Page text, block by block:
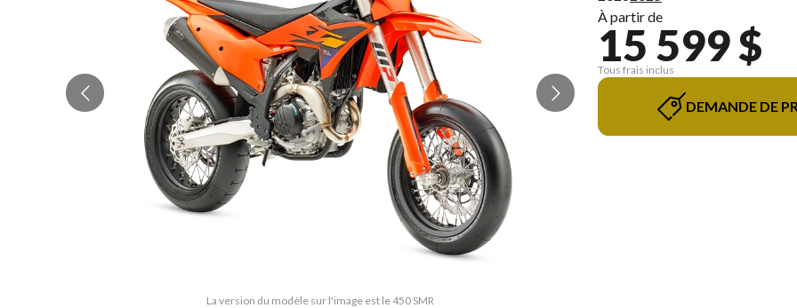
La version du modèle sur l'image est le 450 SMR
À partir de
15 599 $
Tous frais inclus
DEMANDE DE